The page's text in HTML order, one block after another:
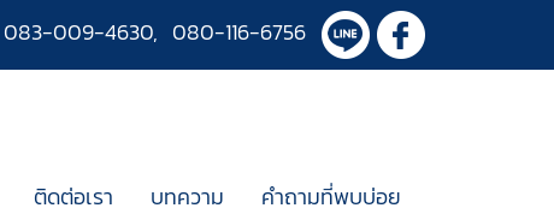
083-009-4630, 080-116-6756
ติดต่อเรา บทความ คำถามที่พบบ่อย